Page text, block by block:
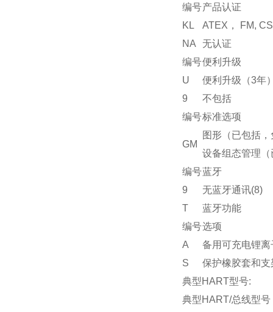
编号产品认证
KL
NA
ATEX， FM,
无认证
编号便利升级
U
9
便利升级（3年
不包括
编号标准选项
GM
图形（已包括
设备组态管理
编号蓝牙
9
T
无蓝牙通讯(8)
蓝牙功能
编号选项
A
S
备用可充电锂
保护橡胶套和支
典型HART
典型HART/总